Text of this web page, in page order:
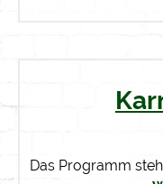
Das Programm